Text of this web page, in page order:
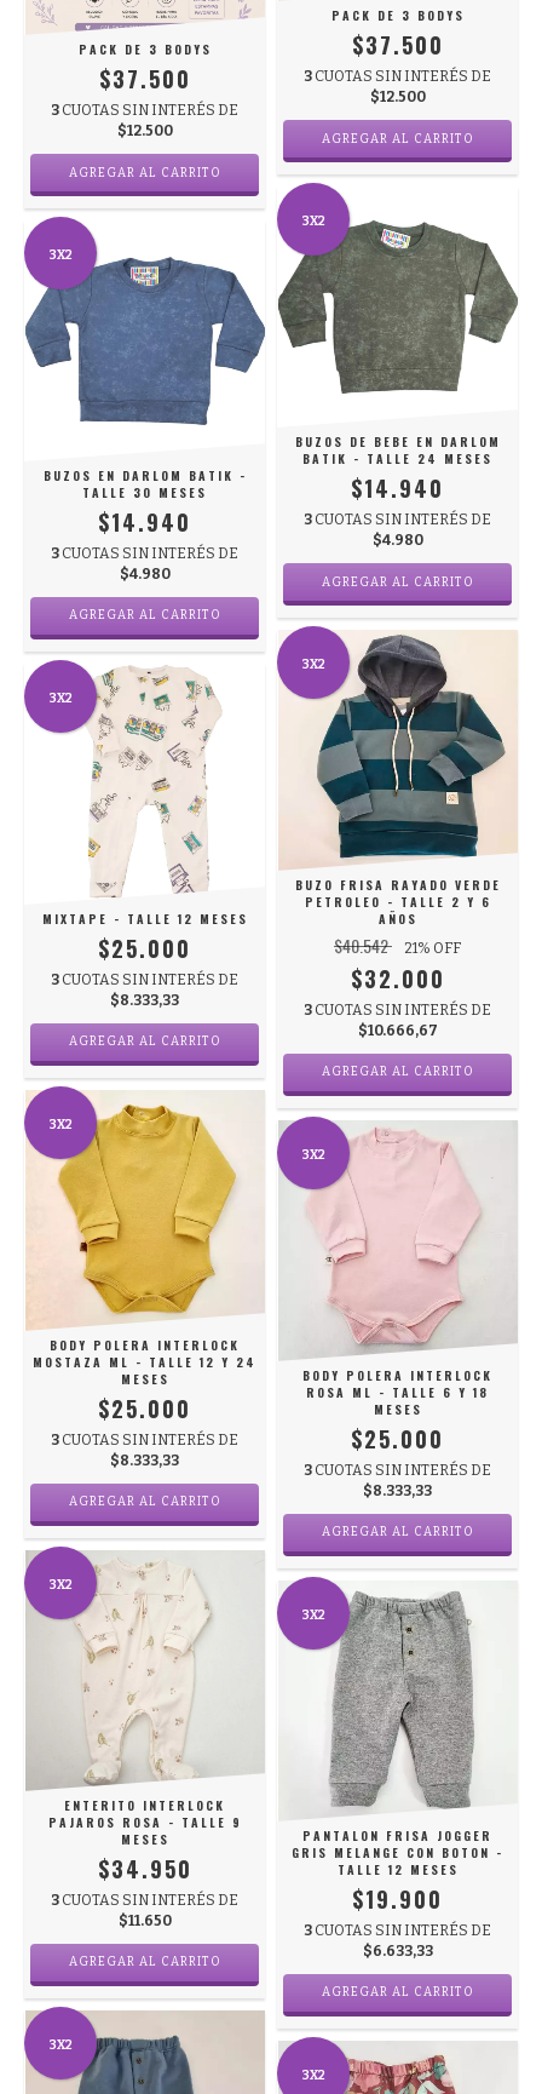
PACK DE 3 BODYS
$37.500
3 CUOTAS SIN INTERÉS DE
$12.500
PACK DE 3 BODYS
$37.500
3 CUOTAS SIN INTERÉS DE
$12.500
3X2
BUZOS EN DARLOM BATIK -
TALLE 30 MESES
$14.940
3 CUOTAS SIN INTERÉS DE
$4.980
AGREGAR AL CARRITO
3X2
BUZOS DE BEBE EN DARLOM
BATIK - TALLE 24 MESES
$14.940
3 CUOTAS SIN INTERÉS DE
$4.980
3X2
MIXTAPE - TALLE 12 MESES
$25.000
3 CUOTAS SIN INTERÉS DE
$8.333,33
AGREGAR AL CARRITO
3X2
BUZO FRISA RAYADO VERDE
PETROLEO - TALLE 2 Y 6
AÑOS
$40.542 21% OFF
$32.000
3 CUOTAS SIN INTERÉS DE
$10.666,67
AGREGAR AL CARRITO
3X2
BODY POLERA INTERLOCK
MOSTAZA ML - TALLE 12 Y 24
MESES
$25.000
3 CUOTAS SIN INTERÉS DE
$8.333,33
AGREGAR AL CARRITO
3X2
BODY POLERA INTERLOCK
ROSA ML - TALLE 6 Y 18
MESES
$25.000
3 CUOTAS SIN INTERÉS DE
$8.333,33
AGREGAR AL CARRITO
3X2
ENTERITO INTERLOCK
PAJAROS ROSA - TALLE 9
MESES
$34.950
3 CUOTAS SIN INTERÉS DE
$11.650
AGREGAR AL CARRITO
3X2
PANTALON FRISA JOGGER
GRIS MELANGE CON BOTON -
TALLE 12 MESES
$19.900
3 CUOTAS SIN INTERÉS DE
$6.633,33
AGREGAR AL CARRITO
3X2
3X2